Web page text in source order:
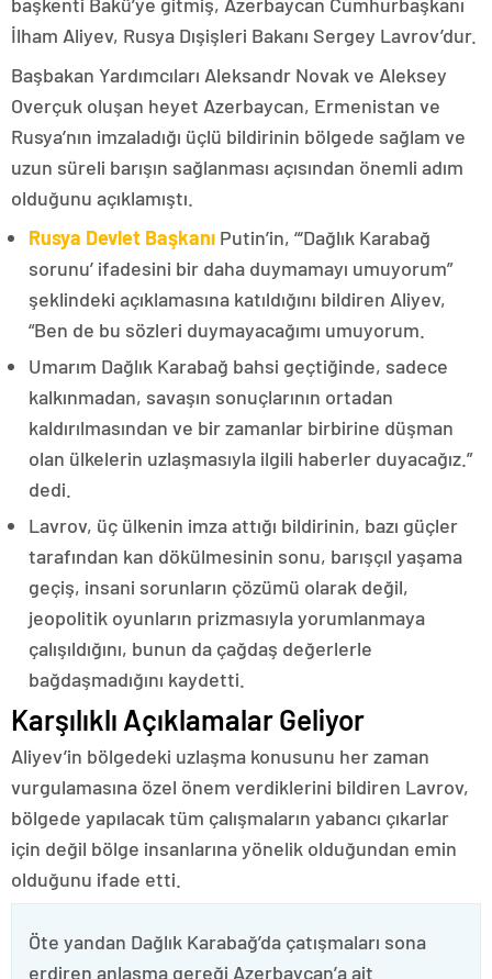
İlham Aliyev, Rusya Dışişleri Bakanı Sergey Lavrov’dur.
Başbakan Yardımcıları Aleksandr Novak ve Aleksey
Overçuk oluşan heyet Azerbaycan, Ermenistan ve
Rusya’nın imzaladığı üçlü bildirinin bölgede sağlam ve
uzun süreli barışın sağlanması açısından önemli adım
olduğunu açıklamıştı.
Rusya Devlet Başkanı Putin’in, “‘Dağlık Karabağ
sorunu’ ifadesini bir daha duymamayı umuyorum”
şeklindeki açıklamasına katıldığını bildiren Aliyev,
“Ben de bu sözleri duymayacağımı umuyorum.
Umarım Dağlık Karabağ bahsi geçtiğinde, sadece
kalkınmadan, savaşın sonuçlarının ortadan
kaldırılmasından ve bir zamanlar birbirine düşman
olan ülkelerin uzlaşmasıyla ilgili haberler duyacağız.”
dedi.
Lavrov, üç ülkenin imza attığı bildirinin, bazı güçler
tarafından kan dökülmesinin sonu, barışçıl yaşama
geçiş, insani sorunların çözümü olarak değil,
jeopolitik oyunların prizmasıyla yorumlanmaya
çalışıldığını, bunun da çağdaş değerlerle
bağdaşmadığını kaydetti.
Karşılıklı Açıklamalar Geliyor
Aliyev’in bölgedeki uzlaşma konusunu her zaman
vurgulamasına özel önem verdiklerini bildiren Lavrov,
bölgede yapılacak tüm çalışmaların yabancı çıkarlar
için değil bölge insanlarına yönelik olduğundan emin
olduğunu ifade etti.
Öte yandan Dağlık Karabağ’da çatışmaları sona
erdiren anlaşma gereği Azerbaycan’a ait